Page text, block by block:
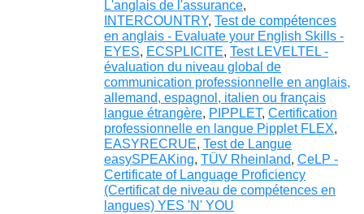
L'anglais de l'assurance,
INTERCOUNTRY, Test de compétences
en anglais - Evaluate your English Skills -
EYES, ECSPLICITE, Test LEVELTEL -
évaluation du niveau global de
communication professionnelle en anglais,
allemand, espagnol, italien ou français
langue étrangère, PIPPLET, Certification
professionnelle en langue Pipplet FLEX,
EASYRECRUE, Test de Langue
easySPEAKing, TÜV Rheinland, CeLP -
Certificate of Language Proficiency
(Certificat de niveau de compétences en
langues) YES 'N' YOU